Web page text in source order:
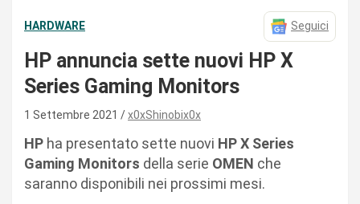
HARDWARE Seguici
HP annuncia sette nuovi HP X
Series Gaming Monitors
1 Settembre 2021 x0xShinobix0x
HP ha presentato sette nuovi HP X Series
Gaming Monitors della serie OMEN che
saranno disponibili nei prossimi mesi.